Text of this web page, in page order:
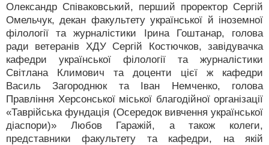
Олександр Співаковський, перший проректор Сергій
Омельчук, декан факультету української й іноземної
філології та журналістики Ірина Гоштанар, голова
ради ветеранів ХДУ Сергій Костючков, завідувачка
кафедри української філології та журналістики
Світлана Климович та доценти цієї ж кафедри
Василь Загороднюк та Іван Немченко, голова
Правління Херсонської міської благодійної організації
«Таврійська фундація (Осередок вивчення української
діаспори)» Любов Гаражій, а також колеги,
представники факультету та кафедри, на якій